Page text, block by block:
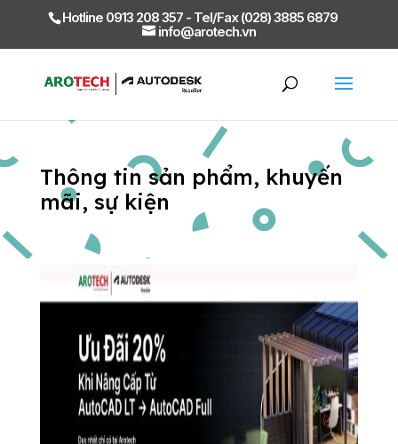
Hotline 0913 208 357 - Tel/Fax (028) 3885 6879
info@arotech.vn
Thông tin sản phẩm, khuyến
mãi, sự kiện